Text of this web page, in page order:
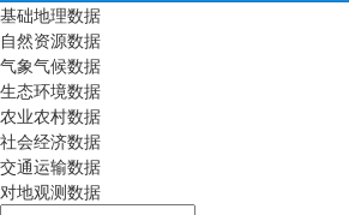
基础地理数据
自然资源数据
气象气候数据
生态环境数据
农业农村数据
社会经济数据
交通运输数据
对地观测数据